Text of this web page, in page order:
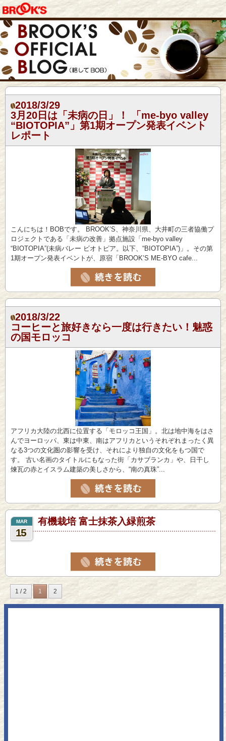
2018/3/29
3月20日は「未病の日」！ 「me-byo valley
“BIOTOPIA”」第1期オープン発表イベント
レポート
こんにちは！BOBです。 BROOK’S、神奈川県、大井町の三者協働プ
ロジェクトである「未病の改善」拠点施設「me-byo valley
“BIOTOPIA”(未病バレー ビオトピア。以下、“BIOTOPIA”)」。その第
1期オープン発表イベントが、原宿「BROOK’S ME-BYO cafe...
2018/3/22
コーヒーと旅好きなら一度は行きたい！魅惑
の国モロッコ
アフリカ大陸の北西に位置する「モロッコ王国」。北は地中海をはさ
んでヨーロッパ、東は中東、南はアフリカというそれぞれまったく異
なる3つの文化圏の影響を受け、それにより独自の文化をもつ国で
す。 古い名画のタイトルにもなった街「カサブランカ」や、日干し
煉瓦の赤とイスラム建築の美しさから、“南の真珠”...
MAR
15
有機栽培 富士抹茶入緑煎茶
1 / 2 1 2